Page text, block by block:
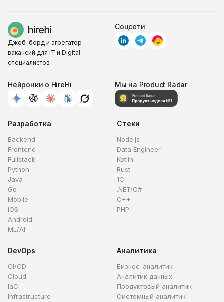
Джоб-борд и агрегатор
вакансий для IT и Digital-
специалистов
Соцсети
Нейронки о HireHi Мы на Product Radar
Разработка
Backend
Frontend
Fullstack
Python
Java
Go
Mobile
iOS
Android
ML/AI
Стеки
Node.js
Data Engineer
Kotlin
Rust
1C
.NET/C#
C++
PHP
DevOps
CI/CD
Cloud
IaC
Infrastructure
Аналитика
Бизнес-аналитик
Аналитик данных
Продуктовый аналитик
Системный аналитик